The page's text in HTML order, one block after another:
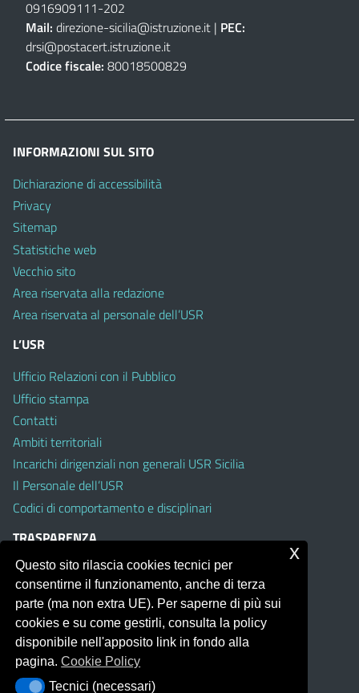
0916909111-202
Mail: direzione-sicilia@istruzione.it | PEC:
drsi@postacert.istruzione.it
Codice fiscale: 80018500829
INFORMAZIONI SUL SITO
Dichiarazione di accessibilità
Privacy
Sitemap
Statistiche web
Vecchio sito
Area riservata alla redazione
Area riservata al personale dell’USR
L’USR
Ufficio Relazioni con il Pubblico
Ufficio stampa
Contatti
Ambiti territoriali
Incarichi dirigenziali non generali USR Sicilia
Il Personale dell’USR
Codici di comportamento e disciplinari
TRASPARENZA
Albo on line
Amministrazione Trasparente
Pubblici proclami
PTPCT per le Istituzioni scolastiche della Sicilia
Whistleblowing
Obiettivi di Accessibilità
Questo sito rilascia cookies tecnici per
consentirne il funzionamento, anche di terza
parte (ma non extra UE). Per saperne di più sui
cookies e su come gestirli, consulta la policy
disponibile nell'apposito link in fondo alla
pagina.Cookie Policy
Tecnici (necessari)
Tecnici (necessari)
x